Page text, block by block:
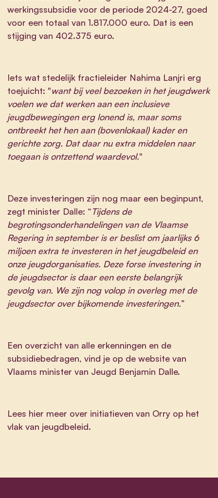
werkingssubsidie voor de periode 2024-27, goed
voor een totaal van 1.817.000 euro. Dat is een
stijging van 402.375 euro.
Iets wat stedelijk fractieleider Nahima Lanjri erg
toejuicht: "want bij veel bezoeken in het jeugdwerk
voelen we dat werken aan een inclusieve
jeugdbewegingen erg lonend is, maar soms
ontbreekt het hen aan (bovenlokaal) kader en
gerichte zorg. Dat daar nu extra middelen naar
toegaan is ontzettend waardevol."
Deze investeringen zijn nog maar een beginpunt,
zegt minister Dalle: “Tijdens de
begrotingsonderhandelingen van de Vlaamse
Regering in september is er beslist om jaarlijks 6
miljoen extra te investeren in het jeugdbeleid en
onze jeugdorganisaties. Deze forse investering in
de jeugdsector is daar een eerste belangrijk
gevolg van. We zijn nog volop in overleg met de
jeugdsector over bijkomende investeringen.”
Een overzicht van alle erkenningen en de
subsidiebedragen, vind je op de website van
Vlaams minister van Jeugd Benjamin Dalle.
Lees hier meer over initiatieven van Orry op het
vlak van jeugdbeleid.